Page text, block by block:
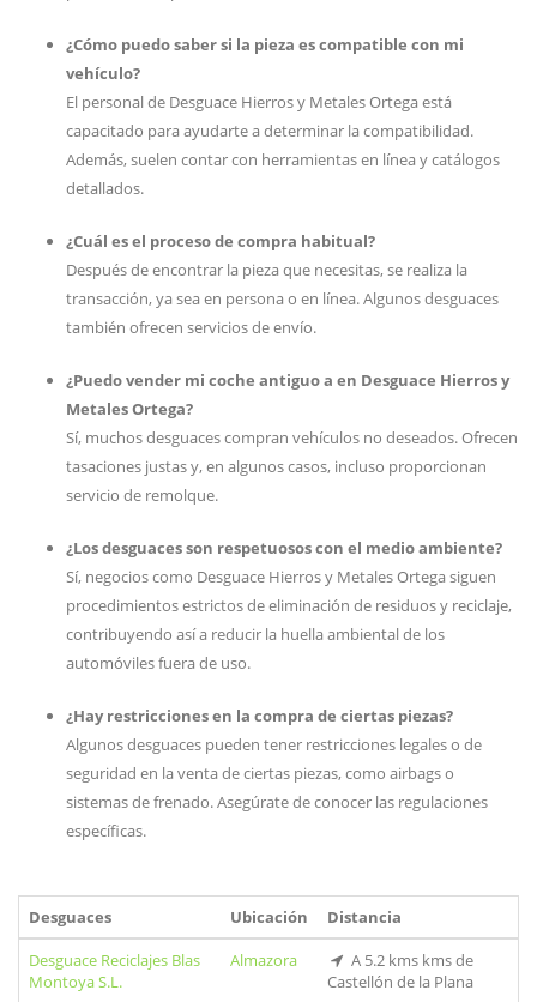
¿Cómo puedo saber si la pieza es compatible con mi
vehículo?
El personal de Desguace Hierros y Metales Ortega está
capacitado para ayudarte a determinar la compatibilidad.
Además, suelen contar con herramientas en línea y catálogos
detallados.
¿Cuál es el proceso de compra habitual?
Después de encontrar la pieza que necesitas, se realiza la
transacción, ya sea en persona o en línea. Algunos desguaces
también ofrecen servicios de envío.
¿Puedo vender mi coche antiguo a en Desguace Hierros y
Metales Ortega?
Sí, muchos desguaces compran vehículos no deseados. Ofrecen
tasaciones justas y, en algunos casos, incluso proporcionan
servicio de remolque.
¿Los desguaces son respetuosos con el medio ambiente?
Sí, negocios como Desguace Hierros y Metales Ortega siguen
procedimientos estrictos de eliminación de residuos y reciclaje,
contribuyendo así a reducir la huella ambiental de los
automóviles fuera de uso.
¿Hay restricciones en la compra de ciertas piezas?
Algunos desguaces pueden tener restricciones legales o de
seguridad en la venta de ciertas piezas, como airbags o
sistemas de frenado. Asegúrate de conocer las regulaciones
específicas.
Desguaces Ubicación
Distancia
Desguace Reciclajes Blas
Montoya S.L.
Almazora
A 5.2 kms kms de
Castellón de la Plana